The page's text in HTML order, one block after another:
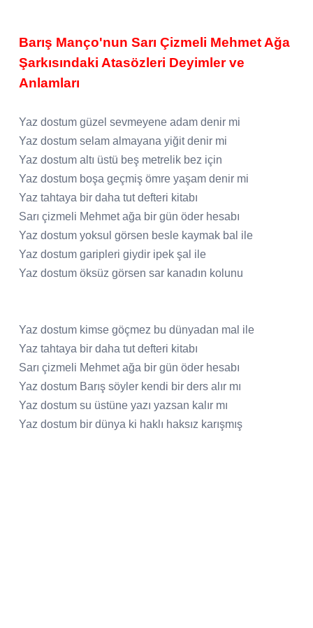
Barış Manço'nun Sarı Çizmeli Mehmet Ağa
Şarkısındaki Atasözleri Deyimler ve
Anlamları
Yaz dostum güzel sevmeyene adam denir mi
Yaz dostum selam almayana yiğit denir mi
Yaz dostum altı üstü beş metrelik bez için
Yaz dostum boşa geçmiş ömre yaşam denir mi
Yaz tahtaya bir daha tut defteri kitabı
Sarı çizmeli Mehmet ağa bir gün öder hesabı
Yaz dostum yoksul görsen besle kaymak bal ile
Yaz dostum garipleri giydir ipek şal ile
Yaz dostum öksüz görsen sar kanadın kolunu
Yaz dostum kimse göçmez bu dünyadan mal ile
Yaz tahtaya bir daha tut defteri kitabı
Sarı çizmeli Mehmet ağa bir gün öder hesabı
Yaz dostum Barış söyler kendi bir ders alır mı
Yaz dostum su üstüne yazı yazsan kalır mı
Yaz dostum bir dünya ki haklı haksız karışmış